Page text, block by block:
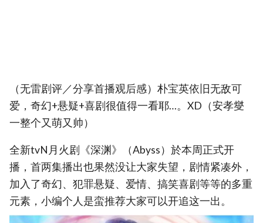
（无雷剧评／分享首播观后感）朴宝英依旧无敌可
爱，奇幻+悬疑+喜剧很值得一看耶…。XD（安孝燮
一整个又萌又帅）
全新tvN月火剧《深渊》（Abyss）於本周正式开
播，首两集播出也果然没让大家失望，剧情紧凑外，
加入了奇幻、犯罪悬疑、爱情、搞笑喜剧等等的多重
元素，小编个人是蛮推荐大家可以开追这一出。